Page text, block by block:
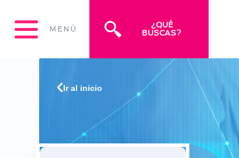
MENÚ
¿QUÉ
BUSCAS?
Ir al inicio